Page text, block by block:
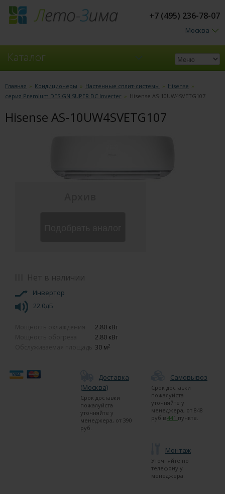
+7 (495) 236-78-07
Москва
Каталог
Кондиционеры
Главная » Кондиционеры » Настенные сплит-системы » Hisense »
серия Premium DESIGN SUPER DC Inverter » Hisense AS-10UW4SVETG107
Hisense AS-10UW4SVETG107
Нет в наличии
Инвертор
22.0дБ
2.80 кВт
2.80 кВт
30 м2
Доставка
(Москва)
Срок доставки
пожалуйста
уточняйте у
менеджера, от 390
руб.
Самовывоз
Срок доставки
пожалуйста
уточняйте у
менеджера, от 848
руб в 441 пункте.
Монтаж
Уточняйте по
телефону у
менеджера.